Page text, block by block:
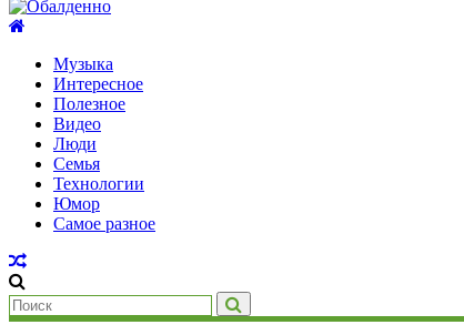
Музыка
Интересное
Полезное
Видео
Люди
Семья
Технологии
Юмор
Самое разное